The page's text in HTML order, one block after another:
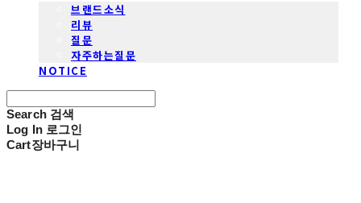
브랜드소식
리뷰
질문
자주하는질문
NOTICE
Search 검색
Log In 로그인
Cart장바구니